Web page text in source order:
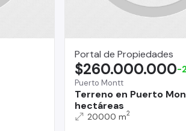
Portal de Propiedades
Puerto Montt
Terreno en Puerto
hectáreas
$260.000.000-
20000 m2